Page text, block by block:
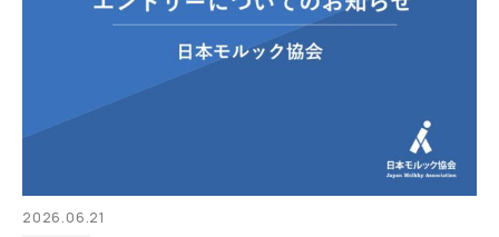
2026.06.21